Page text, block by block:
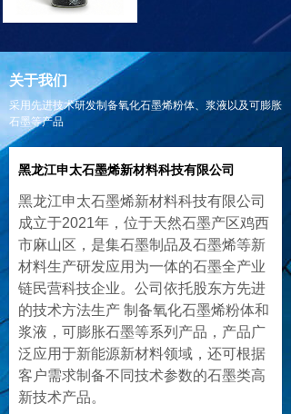
黑龙江申太石墨烯新材料科技有限公司
黑龙江申太石墨烯新材料科技有限公司
成立于2021年，位于天然石墨产区鸡西
市麻山区，是集石墨制品及石墨烯等新
材料生产研发应用为一体的石墨全产业
链民营科技企业。公司依托股东方先进
的技术方法生产 制备氧化石墨烯粉体和
浆液，可膨胀石墨等系列产品，产品广
泛应用于新能源新材料领域，还可根据
客户需求制备不同技术参数的石墨类高
新技术产品。
采用先进技术研发制备氧化石墨烯粉体、浆液以及可膨胀
石墨等产品
关于我们